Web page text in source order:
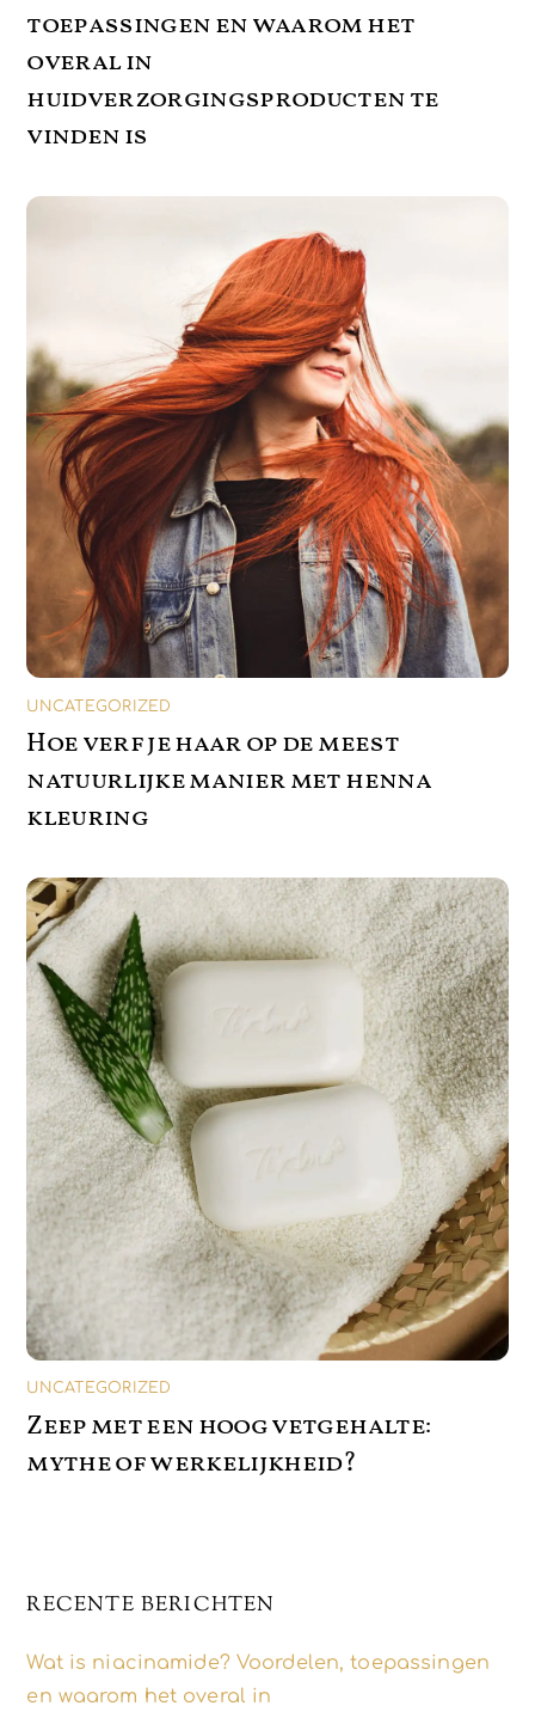
toepassingen en waarom het
overal in
huidverzorgingsproducten te
vinden is
UNCATEGORIZED
Hoe verf je haar op de meest
natuurlijke manier met henna
kleuring
UNCATEGORIZED
Zeep met een hoog vetgehalte:
mythe of werkelijkheid?
RECENTE BERICHTEN
Wat is niacinamide? Voordelen, toepassingen
en waarom het overal in